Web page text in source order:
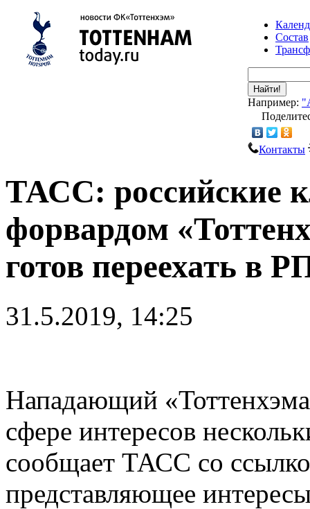
Состав
Найти!
Например:
Контакты
ТАСС: российские
форвардом
готов переехать в
31.5.2019, 14:25
Нападающий
сфере интересов
сообщает ТАСС со
представляющее